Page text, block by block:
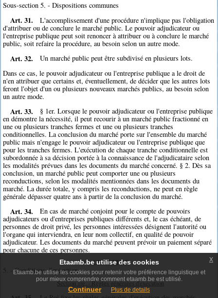
Sous-section 5. - Dispositions communes
Art. 31.
L'accomplissement d'une procédure n'implique pas l'obligation
d'attribuer ou de conclure le marché public. Le pouvoir adjudicateur ou
l'entreprise publique peut soit renoncer à attribuer ou à conclure le marché
public, soit refaire la procédure, au besoin selon un autre mode.
Art. 32.
Un marché public peut être subdivisé en plusieurs lots.
Dans ce cas, le pouvoir adjudicateur ou l'entreprise publique a le droit de
n'en attribuer que certains et, éventuellement, de décider que les autres lots
feront l'objet d'un ou plusieurs nouveaux marchés publics, au besoin selon
un autre mode.
Art. 33.
§ 1er. Lorsque le pouvoir adjudicateur ou l'entreprise publique
en démontre la nécessité, il peut recourir à un marché public fractionné en
une ou plusieurs tranches fermes et une ou plusieurs tranches
conditionnelles. La conclusion du marché porte sur l'ensemble du marché
public mais n'engage le pouvoir adjudicateur ou l'entreprise publique que
pour les tranches fermes. L'exécution de chaque tranche conditionnelle est
subordonnée à sa décision portée à la connaissance de l'adjudicataire selon
les modalités prévues dans les documents du marché concerné. § 2. Dès sa
conclusion, un marché public peut comporter une ou plusieurs
reconductions, selon les modalités mentionnées dans les documents du
marché. La durée totale, y compris les reconductions, ne peut en règle
générale dépasser quatre ans à partir de la conclusion du marché.
Art. 34.
En cas de marché conjoint pour le compte de pouvoirs
adjudicateurs ou d'entreprises publiques différents et, le cas échéant, de
personnes de droit privé, les personnes intéressées désignent l'autorité ou
l'organe qui interviendra, en leur nom collectif, en qualité de pouvoir
adjudicateur. Les documents du marché peuvent prévoir un paiement séparé
pour chacune de ces personnes.
CHAPITRE
5. - Conditions d'exécution
Section 1re. - Règles générales d'exécution
Etaamb.be utilise des cookies
Etaamb.be utilise les cookies pour retenir votre préférence linguistique et
pour mieux comprendre comment etaamb.be est utilisé.
Continuer Plus de details
x